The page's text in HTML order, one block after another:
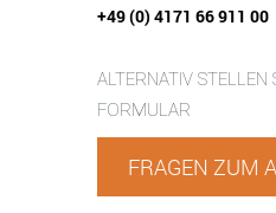
+49 (0) 4171 66 911 00
ALTERNATIV STELLEN
FORMULAR
FRAGEN ZUM